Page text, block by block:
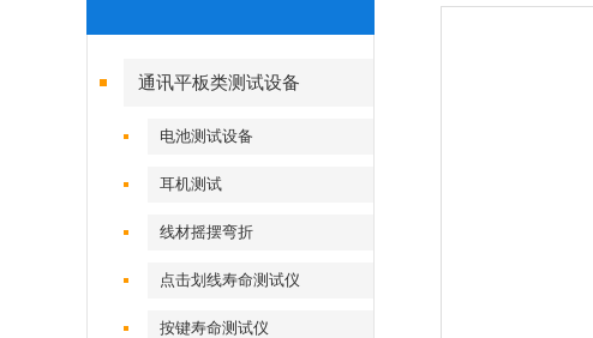
通讯平板类测试设备
电池测试设备
耳机测试
线材摇摆弯折
点击划线寿命测试仪
按键寿命测试仪